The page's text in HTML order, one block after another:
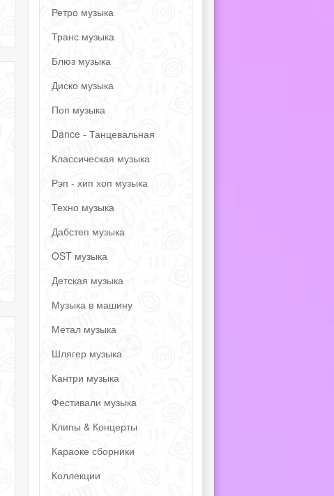
Ретро музыка
Транс музыка
Блюз музыка
Диско музыка
Поп музыка
Dance - Танцевальная
Классическая музыка
Рэп - хип хоп музыка
Техно музыка
Дабстеп музыка
OST музыка
Детская музыка
Музыка в машину
Метал музыка
Шлягер музыка
Кантри музыка
Фестивали музыка
Клипы & Концерты
Караоке сборники
Коллекции